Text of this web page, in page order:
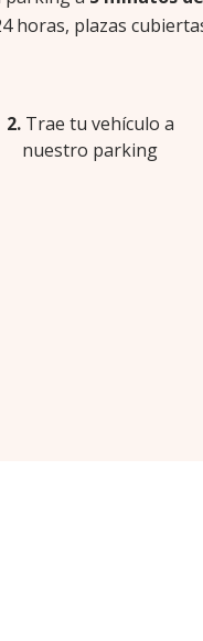
horas, plazas
2.Trae tu vehículo a
nuestro parking